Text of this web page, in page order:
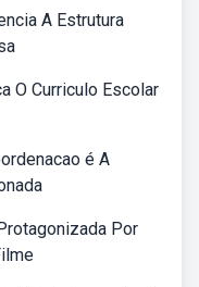
A Estrutura
O Curriculo Escolar
é A
Por